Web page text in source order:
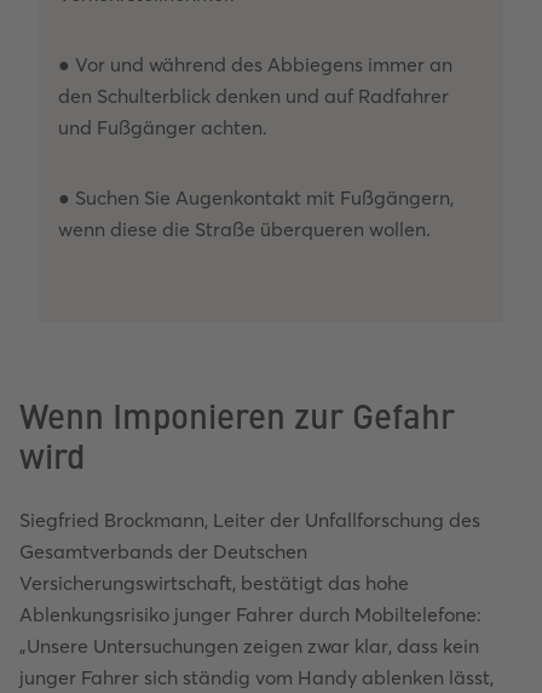
● Vor und während des Abbiegens immer an
den Schulterblick denken und auf Radfahrer
und Fußgänger achten.
● Suchen Sie Augenkontakt mit Fußgängern,
wenn diese die Straße überqueren wollen.
Wenn Imponieren zur Gefahr
wird
Siegfried Brockmann, Leiter der Unfallforschung des
Gesamtverbands der Deutschen
Versicherungswirtschaft, bestätigt das hohe
Ablenkungsrisiko junger Fahrer durch Mobiltelefone:
„Unsere Untersuchungen zeigen zwar klar, dass kein
junger Fahrer sich ständig vom Handy ablenken lässt,